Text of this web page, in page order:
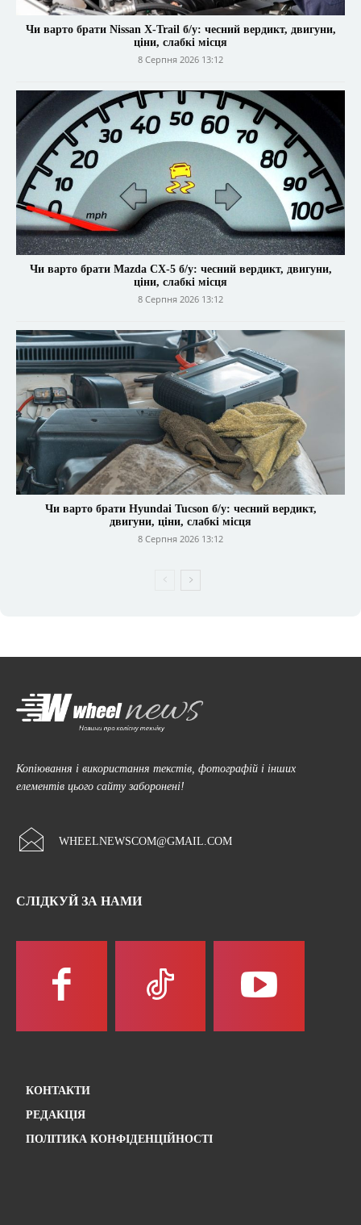
Чи варто брати Nissan X-Trail б/у: чесний вердикт, двигуни,
ціни, слабкі місця
8 Серпня 2026 13:12
Чи варто брати Mazda CX-5 б/у: чесний вердикт, двигуни,
ціни, слабкі місця
8 Серпня 2026 13:12
Чи варто брати Hyundai Tucson б/у: чесний вердикт,
двигуни, ціни, слабкі місця
8 Серпня 2026 13:12
Копіювання і використання текстів, фотографій і інших
елементів цього сайту заборонені!
WHEELNEWSCOM@GMAIL.COM
СЛІДКУЙ ЗА НАМИ
КОНТАКТИ
РЕДАКЦІЯ
ПОЛІТИКА КОНФІДЕНЦІЙНОСТІ